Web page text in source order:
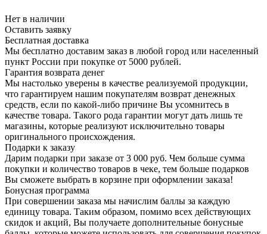
Нет в наличии
Оставить заявку
Бесплатная доставка
Мы бесплатно доставим заказ в любой город или населенный
пункт России при покупке от 5000 рублей.
Гарантия возврата денег
Мы настолько уверены в качестве реализуемой продукции,
что гарантируем нашим покупателям возврат денежных
средств, если по какой-либо причине Вы усомнитесь в
качестве товара. Такого рода гарантии могут дать лишь те
магазины, которые реализуют исключительно товары
оригинального происхождения.
Подарки к заказу
Дарим подарки при заказе от 3 000 руб. Чем больше сумма
покупки и количество товаров в чеке, тем больше подарков
Вы сможете выбрать в корзине при оформлении заказа!
Бонусная программа
При совершении заказа мы начислим баллы за каждую
единицу товара. Таким образом, помимо всех действующих
скидок и акций, Вы получаете дополнительные бонусные